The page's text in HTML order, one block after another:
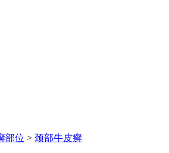
部位 > 颈部牛皮癣